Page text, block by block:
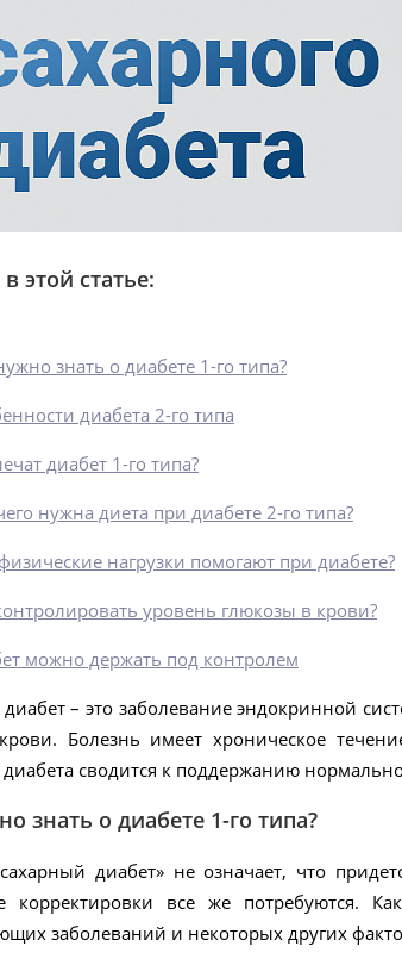
этой статье:
знать о диабете 1-го типа?
диабета 2-го типа
диабет 1-го типа?
нужна диета при диабете 2-го типа?
нагрузки помогают при диабете?
уровень глюкозы в крови?
можно держать под контролем
– это заболевание эндокринной
Болезнь имеет хроническое
диабета сводится к поддержанию
знать о диабете 1-го типа?
диабет» не означает, что
корректировки все же потребуются.
заболеваний и некоторых других